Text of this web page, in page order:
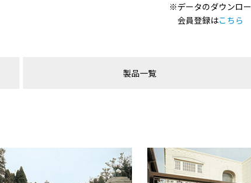
※データのダウンロ
会員登録はこちら
製品一覧